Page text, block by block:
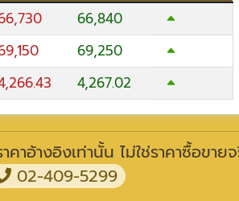
66,840
69,250
4,267.02
คาอ้างอิงเท่านั้น ไม่ใช่ราคาซื้อข
02-409-5299